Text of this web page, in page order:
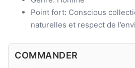
Point fort: Conscious
naturelles et respect de
COMMANDER